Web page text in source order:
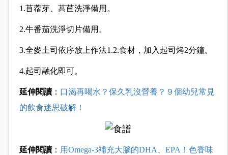
1.苜蓿芽、萵苣洗淨備用。
2.牛番茄洗淨切片備用。
3.全麥土司依序放上作法1.2.食材，加入起司烤2分鐘。
4.起司融化即可。
延伸閱讀： 口渴再喝水？保久乳沒營養？９個幼兒常見
的飲食迷思破解！
延伸閱讀： 用Omega-3補充大腦的DHA、EPA！色香味